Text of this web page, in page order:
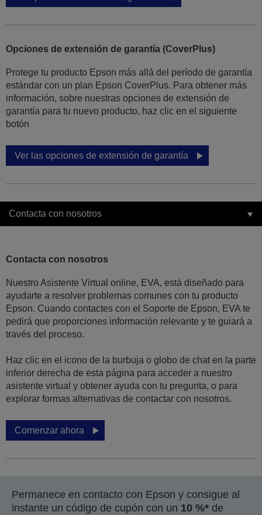
Opciones de extensión de garantía (CoverPlus)
Protege tu producto Epson más allá del período de garantía
estándar con un plan Epson CoverPlus. Para obtener más
información, sobre nuestras opciones de extensión de
garantía para tu nuevo producto, haz clic en el siguiente
botón
Ver las opciones de extensión de garantía
Contacta con nosotros
Contacta con nosotros
Nuestro Asistente Virtual online, EVA, está diseñado para
ayudarte a resolver problemas comunes con tu producto
Epson. Cuando contactes con el Soporte de Epson, EVA te
pedirá que proporciones información relevante y te guiará a
través del proceso.
Haz clic en el icono de la burbuja o globo de chat en la parte
inferior derecha de esta página para acceder a nuestro
asistente virtual y obtener ayuda con tu pregunta, o para
explorar formas alternativas de contactar con nosotros.
Comenzar ahora
Permanece en contacto con Epson y consigue al
instante un código de cupón con un 10 %* de